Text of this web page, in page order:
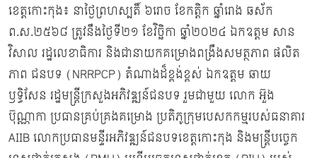
ខេត្តកោះកុង៖ នាថ្ងៃព្រហស្បតិ៍ ៦រោច ខែកត្តិក ឆ្នាំរោង ឆស័ក
ព.ស.២៥៦៨ ត្រូវនឹងថ្ងៃទី២១ ខែវិច្ឆិកា ឆ្នាំ២០២៤ ឯកឧត្តម សាន
វិសាល រដ្ឋលេខាធិការ និងជានាយកគម្រោងពង្រឹងសមត្ថភាព ផលិត
ភាព ជនបទ (NRRPCP) តំណាងដ៏ខ្ពង់ខ្ពស់ ឯកឧត្តម ឆាយ
ឫទ្ធិសែន រដ្ឋមន្ត្រីក្រសួងអភិវឌ្ឍន៍ជនបទ រួមជាមួយ លោក អ៊ួង
ប៊ុណ្ណាកា ប្រធានគ្រប់គ្រងគម្រោង ប្រតិភូក្រុមបេសកកម្មរបស់ធនាគារ
AIIB លោកប្រធានមន្ទីរអភិវឌ្ឍន៍ជនបទខេត្តកោះកុង និងមន្រ្តីបច្ចេក